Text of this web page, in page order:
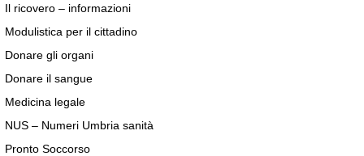
Il ricovero – informazioni
Modulistica per il cittadino
Donare gli organi
Donare il sangue
Medicina legale
NUS – Numeri Umbria sanità
Pronto Soccorso